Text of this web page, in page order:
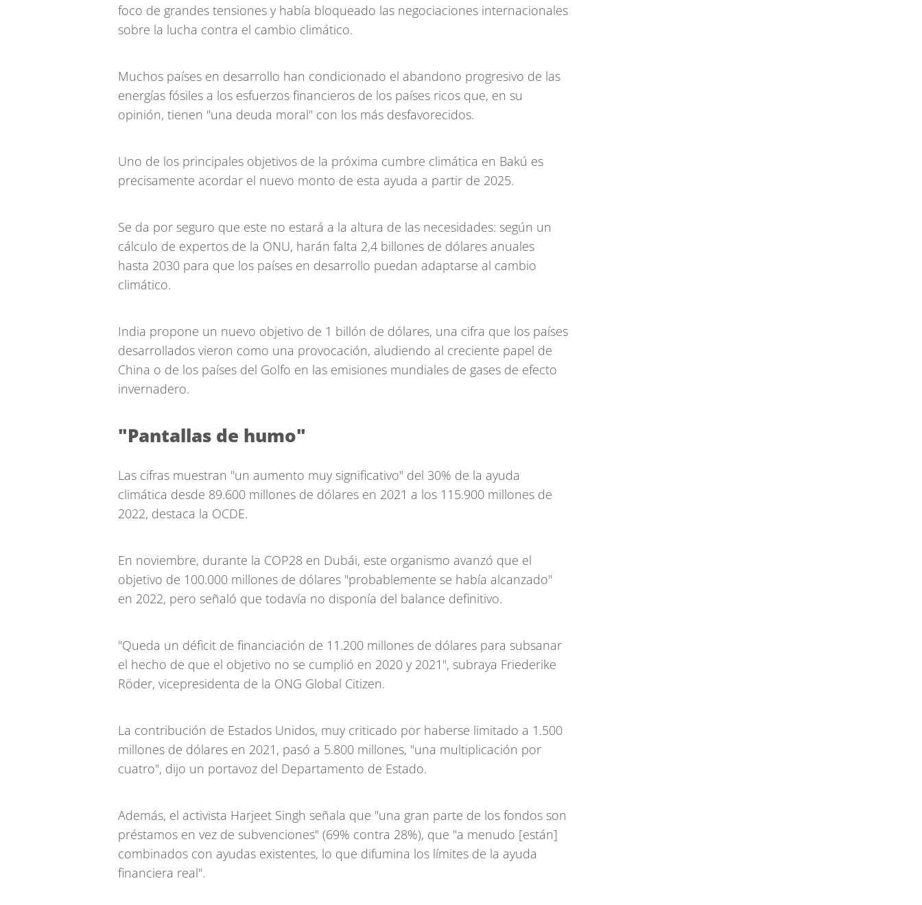
foco de grandes tensiones y había bloqueado las negociaciones internacionales
sobre la lucha contra el cambio climático.
Muchos países en desarrollo han condicionado el abandono progresivo de las
energías fósiles a los esfuerzos financieros de los países ricos que, en su
opinión, tienen "una deuda moral" con los más desfavorecidos.
Uno de los principales objetivos de la próxima cumbre climática en Bakú es
precisamente acordar el nuevo monto de esta ayuda a partir de 2025.
Se da por seguro que este no estará a la altura de las necesidades: según un
cálculo de expertos de la ONU, harán falta 2,4 billones de dólares anuales
hasta 2030 para que los países en desarrollo puedan adaptarse al cambio
climático.
India propone un nuevo objetivo de 1 billón de dólares, una cifra que los países
desarrollados vieron como una provocación, aludiendo al creciente papel de
China o de los países del Golfo en las emisiones mundiales de gases de efecto
invernadero.
"Pantallas de humo"
Las cifras muestran "un aumento muy significativo" del 30% de la ayuda
climática desde 89.600 millones de dólares en 2021 a los 115.900 millones de
2022, destaca la OCDE.
En noviembre, durante la COP28 en Dubái, este organismo avanzó que el
objetivo de 100.000 millones de dólares "probablemente se había alcanzado"
en 2022, pero señaló que todavía no disponía del balance definitivo.
"Queda un déficit de financiación de 11.200 millones de dólares para subsanar
el hecho de que el objetivo no se cumplió en 2020 y 2021", subraya Friederike
Röder, vicepresidenta de la ONG Global Citizen.
La contribución de Estados Unidos, muy criticado por haberse limitado a 1.500
millones de dólares en 2021, pasó a 5.800 millones, "una multiplicación por
cuatro", dijo un portavoz del Departamento de Estado.
Además, el activista Harjeet Singh señala que "una gran parte de los fondos son
préstamos en vez de subvenciones" (69% contra 28%), que "a menudo [están]
combinados con ayudas existentes, lo que difumina los límites de la ayuda
financiera real".